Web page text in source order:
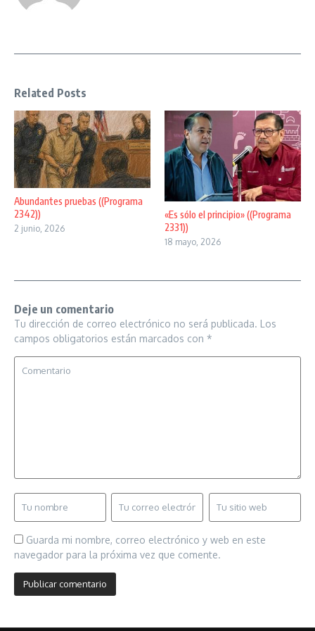
Related Posts
Abundantes pruebas ((Programa
2342))
2 junio, 2026
«Es sólo el principio» ((Programa
2331))
18 mayo, 2026
Deje un comentario
Tu dirección de correo electrónico no será publicada. Los
campos obligatorios están marcados con *
Guarda mi nombre, correo electrónico y web en este
navegador para la próxima vez que comente.